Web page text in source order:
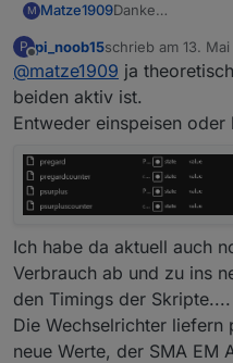
M Matze1909Danke
Einspeisung -
P
Offline
pi_noob15schrieb am 13.
zuletzt editiert von
@matze1909 ja
beiden aktiv ist.
Entweder einspeisen oder
Ich habe da aktuell auch
Verbrauch ab und zu ins
den Timings der Skripte....
Die Wechselrichter
neue Werte, der SMA EM